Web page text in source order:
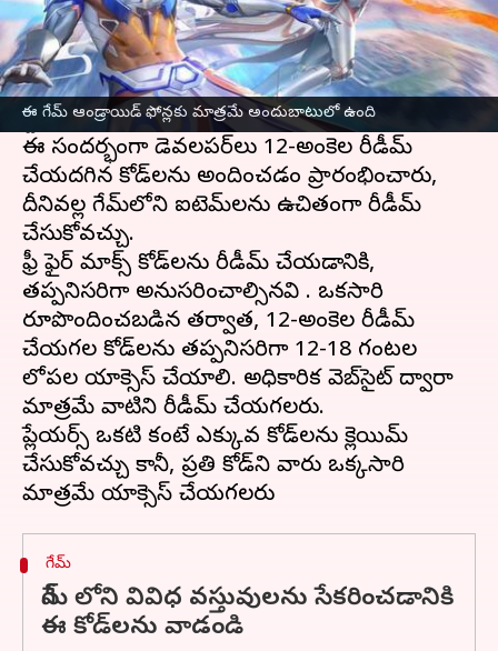
ఈ గేమ్ ఆండ్రాయిడ్ ఫోన్లకు మాత్రమే అందుబాటులో ఉంది
ఈ వార్తాకథనం ఏంటి
Garena సెప్టెంబర్ 2021లో కాస్మెటిక్ అప్‌లతో ఫ్రీ ఫైర్
మాక్స్ ని విడుదల చేసింది. ఈమధ్యే గూగుల్ ప్లే
స్టోర్‌లో 100 మిలియన్ డౌన్‌లోడ్‌లు చేరుకుంది.
ఈ సందర్భంగా డెవలపర్‌లు 12-అంకెల రీడీమ్
చేయదగిన కోడ్‌లను అందించడం ప్రారంభించారు,
దీనివల్ల గేమ్‌లోని ఐటెమ్‌లను ఉచితంగా రీడీమ్
చేసుకోవచ్చు.
ఫ్రీ ఫైర్ మాక్స్ కోడ్‌లను రీడీమ్ చేయడానికి,
తప్పనిసరిగా అనుసరించాల్సినవి . ఒకసారి
రూపొందించబడిన తర్వాత, 12-అంకెల రీడీమ్
చేయగల కోడ్‌లను తప్పనిసరిగా 12-18 గంటల
లోపల యాక్సెస్ చేయాలి. అధికారిక వెబ్‌సైట్ ద్వారా
మాత్రమే వాటిని రీడీమ్ చేయగలరు.
ప్లేయర్స్ ఒకటి కంటే ఎక్కువ కోడ్‌లను క్లెయిమ్
చేసుకోవచ్చు కానీ, ప్రతి కోడ్‌ని వారు ఒక్కసారి
గేమ్
గేమ్ లోని వివిధ వస్తువులను సేకరించడానికి
ఈ కోడ్‌లను వాడండి